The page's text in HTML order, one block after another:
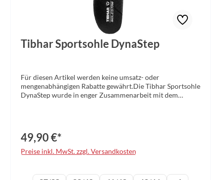
Tibhar Sportsohle DynaStep
Für diesen Artikel werden keine umsatz- oder
mengenabhängigen Rabatte gewährt.Die Tibhar Sportsohle
DynaStep wurde in enger Zusammenarbeit mit dem
optimale Unterstützung für explosive und präzise
Bewegungen am Tisch.Die DynaStep-Einlegesohle
unterstützt gezielt die Gewichtsverlagerung auf den
Kraftübertragung. Spieler profitieren von mehr
49,90 €*
Preise inkl. MwSt. zzgl. Versandkosten